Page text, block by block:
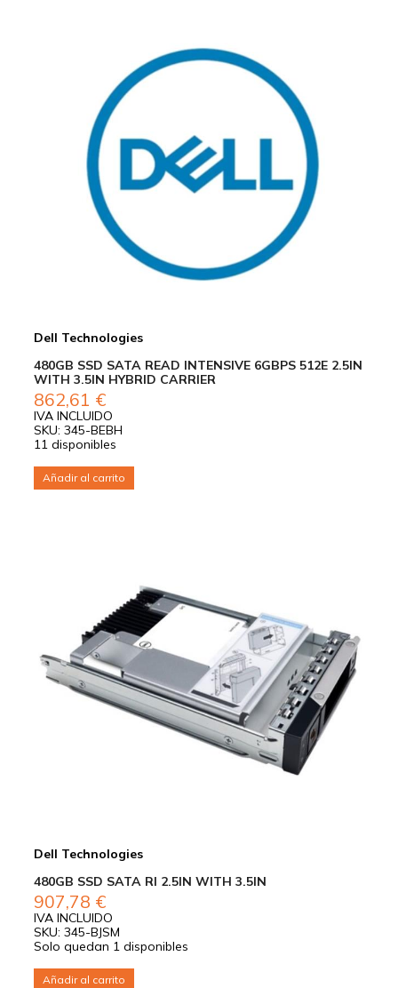
Dell Technologies
480GB SSD SATA READ INTENSIVE 6GBPS 512E 2.5IN
WITH 3.5IN HYBRID CARRIER
862,61 €
IVA INCLUIDO
SKU: 345-BEBH
11 disponibles
Añadir al carrito
Dell Technologies
480GB SSD SATA RI 2.5IN WITH 3.5IN
907,78 €
IVA INCLUIDO
SKU: 345-BJSM
Solo quedan 1 disponibles
Añadir al carrito